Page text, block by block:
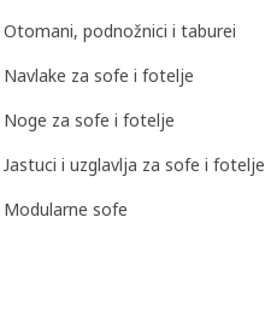
Otomani, podnožnici i taburei
Navlake za sofe i fotelje
Noge za sofe i fotelje
Jastuci i uzglavlja za sofe i fotelje
Modularne sofe